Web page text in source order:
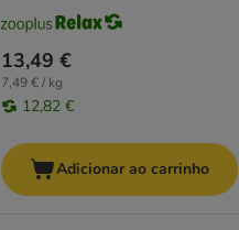
13,49 €
7,49 € / kg
12,82 €
Adicionar ao carrinho